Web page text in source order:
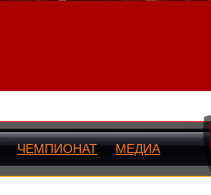
ЧЕМПИОНАТ МЕДИА